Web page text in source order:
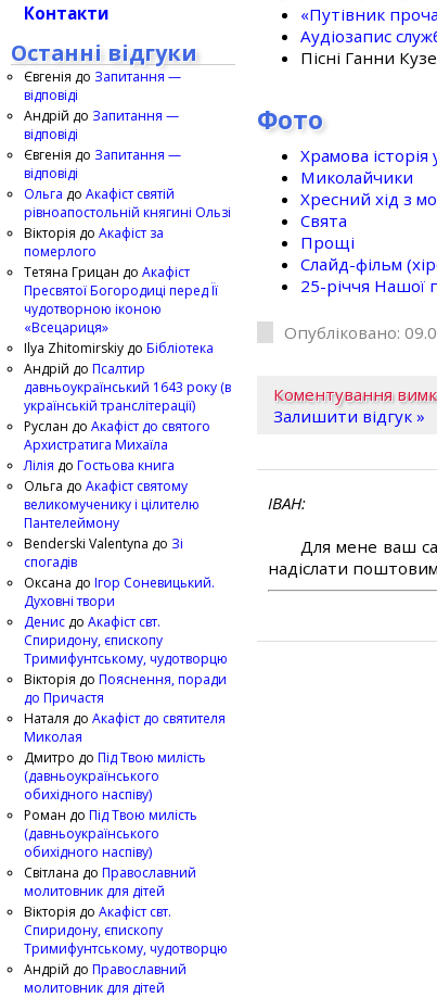
«Путівник
Аудіозапис
Пісні Ганни
Фото
Храмова історія
Миколайчики
Хресний хід з
Свята
Прощі
Слайд-фільм
25-рiччя Нашої
Опубліковано:
Коментування
Залишити відгук »
ІВАН
Для мене ваш
надіслати
Контакти
Останні відгуки
Євгенія до Запитання —
відповіді
Андрій до Запитання —
відповіді
Євгенія до Запитання —
відповіді
Ольга до Акафіст святій
рівноапостольній княгині Ользі
Вікторія до Акафіст за
померлого
Тетяна Грицан до Акафіст
Пресвятої Богородиці перед Її
чудотворною іконою
«Всецариця»
Ilya Zhitomirskiy до Бібліотека
Андрій до Псалтир
давньоукраїнський 1643 року (в
українській транслітерації)
Руслан до Акафіст до святого
Архистратига Михаїла
Лілія до Гостьова книга
Ольга до Акафіст святому
великомученику і цілителю
Пантелеймону
Benderski Valentyna до Зі
спогадів
Оксана до Ігор Соневицький.
Духовні твори
Денис до Акафіст свт.
Спиридону, єпископу
Тримифунтському, чудотворцю
Вікторія до Пояснення, поради
до Причастя
Наталя до Акафіст до святителя
Миколая
Дмитро до Під Твою милість
(давньоукраїнського
обихідного наспіву)
Роман до Під Твою милість
(давньоукраїнського
обихідного наспіву)
Світлана до Православний
молитовник для дітей
Вікторія до Акафіст свт.
Спиридону, єпископу
Тримифунтському, чудотворцю
Андрій до Православний
молитовник для дітей